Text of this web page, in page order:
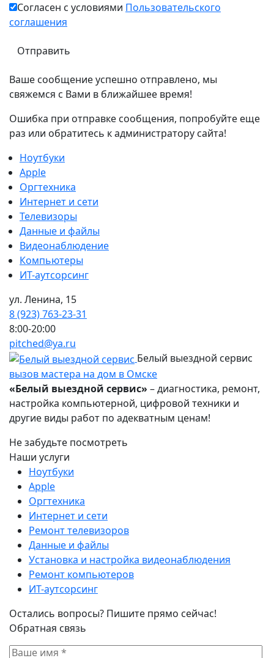
Согласен с условиями Пользовательского
соглашения
Ваше сообщение успешно отправлено, мы
свяжемся с Вами в ближайшее время!
Ошибка при отправке сообщения, попробуйте еще
раз или обратитесь к администратору сайта!
Ноутбуки
Apple
Оргтехника
Интернет и сети
Телевизоры
Данные и файлы
Видеонаблюдение
Компьютеры
ИТ-аутсорсинг
ул. Ленина, 15
8 (923) 763-23-31
8:00-20:00
pitched@ya.ru
Белый выездной сервис
вызов мастера на дом в Омске
«Белый выездной сервис» – диагностика, ремонт,
настройка компьютерной, цифровой техники и
другие виды работ по адекватным ценам!
Не забудьте посмотреть
Наши услуги
Ноутбуки
Apple
Оргтехника
Интернет и сети
Ремонт телевизоров
Данные и файлы
Установка и настройка видеонаблюдения
Ремонт компьютеров
ИТ-аутсорсинг
Остались вопросы? Пишите прямо сейчас!
Обратная связь